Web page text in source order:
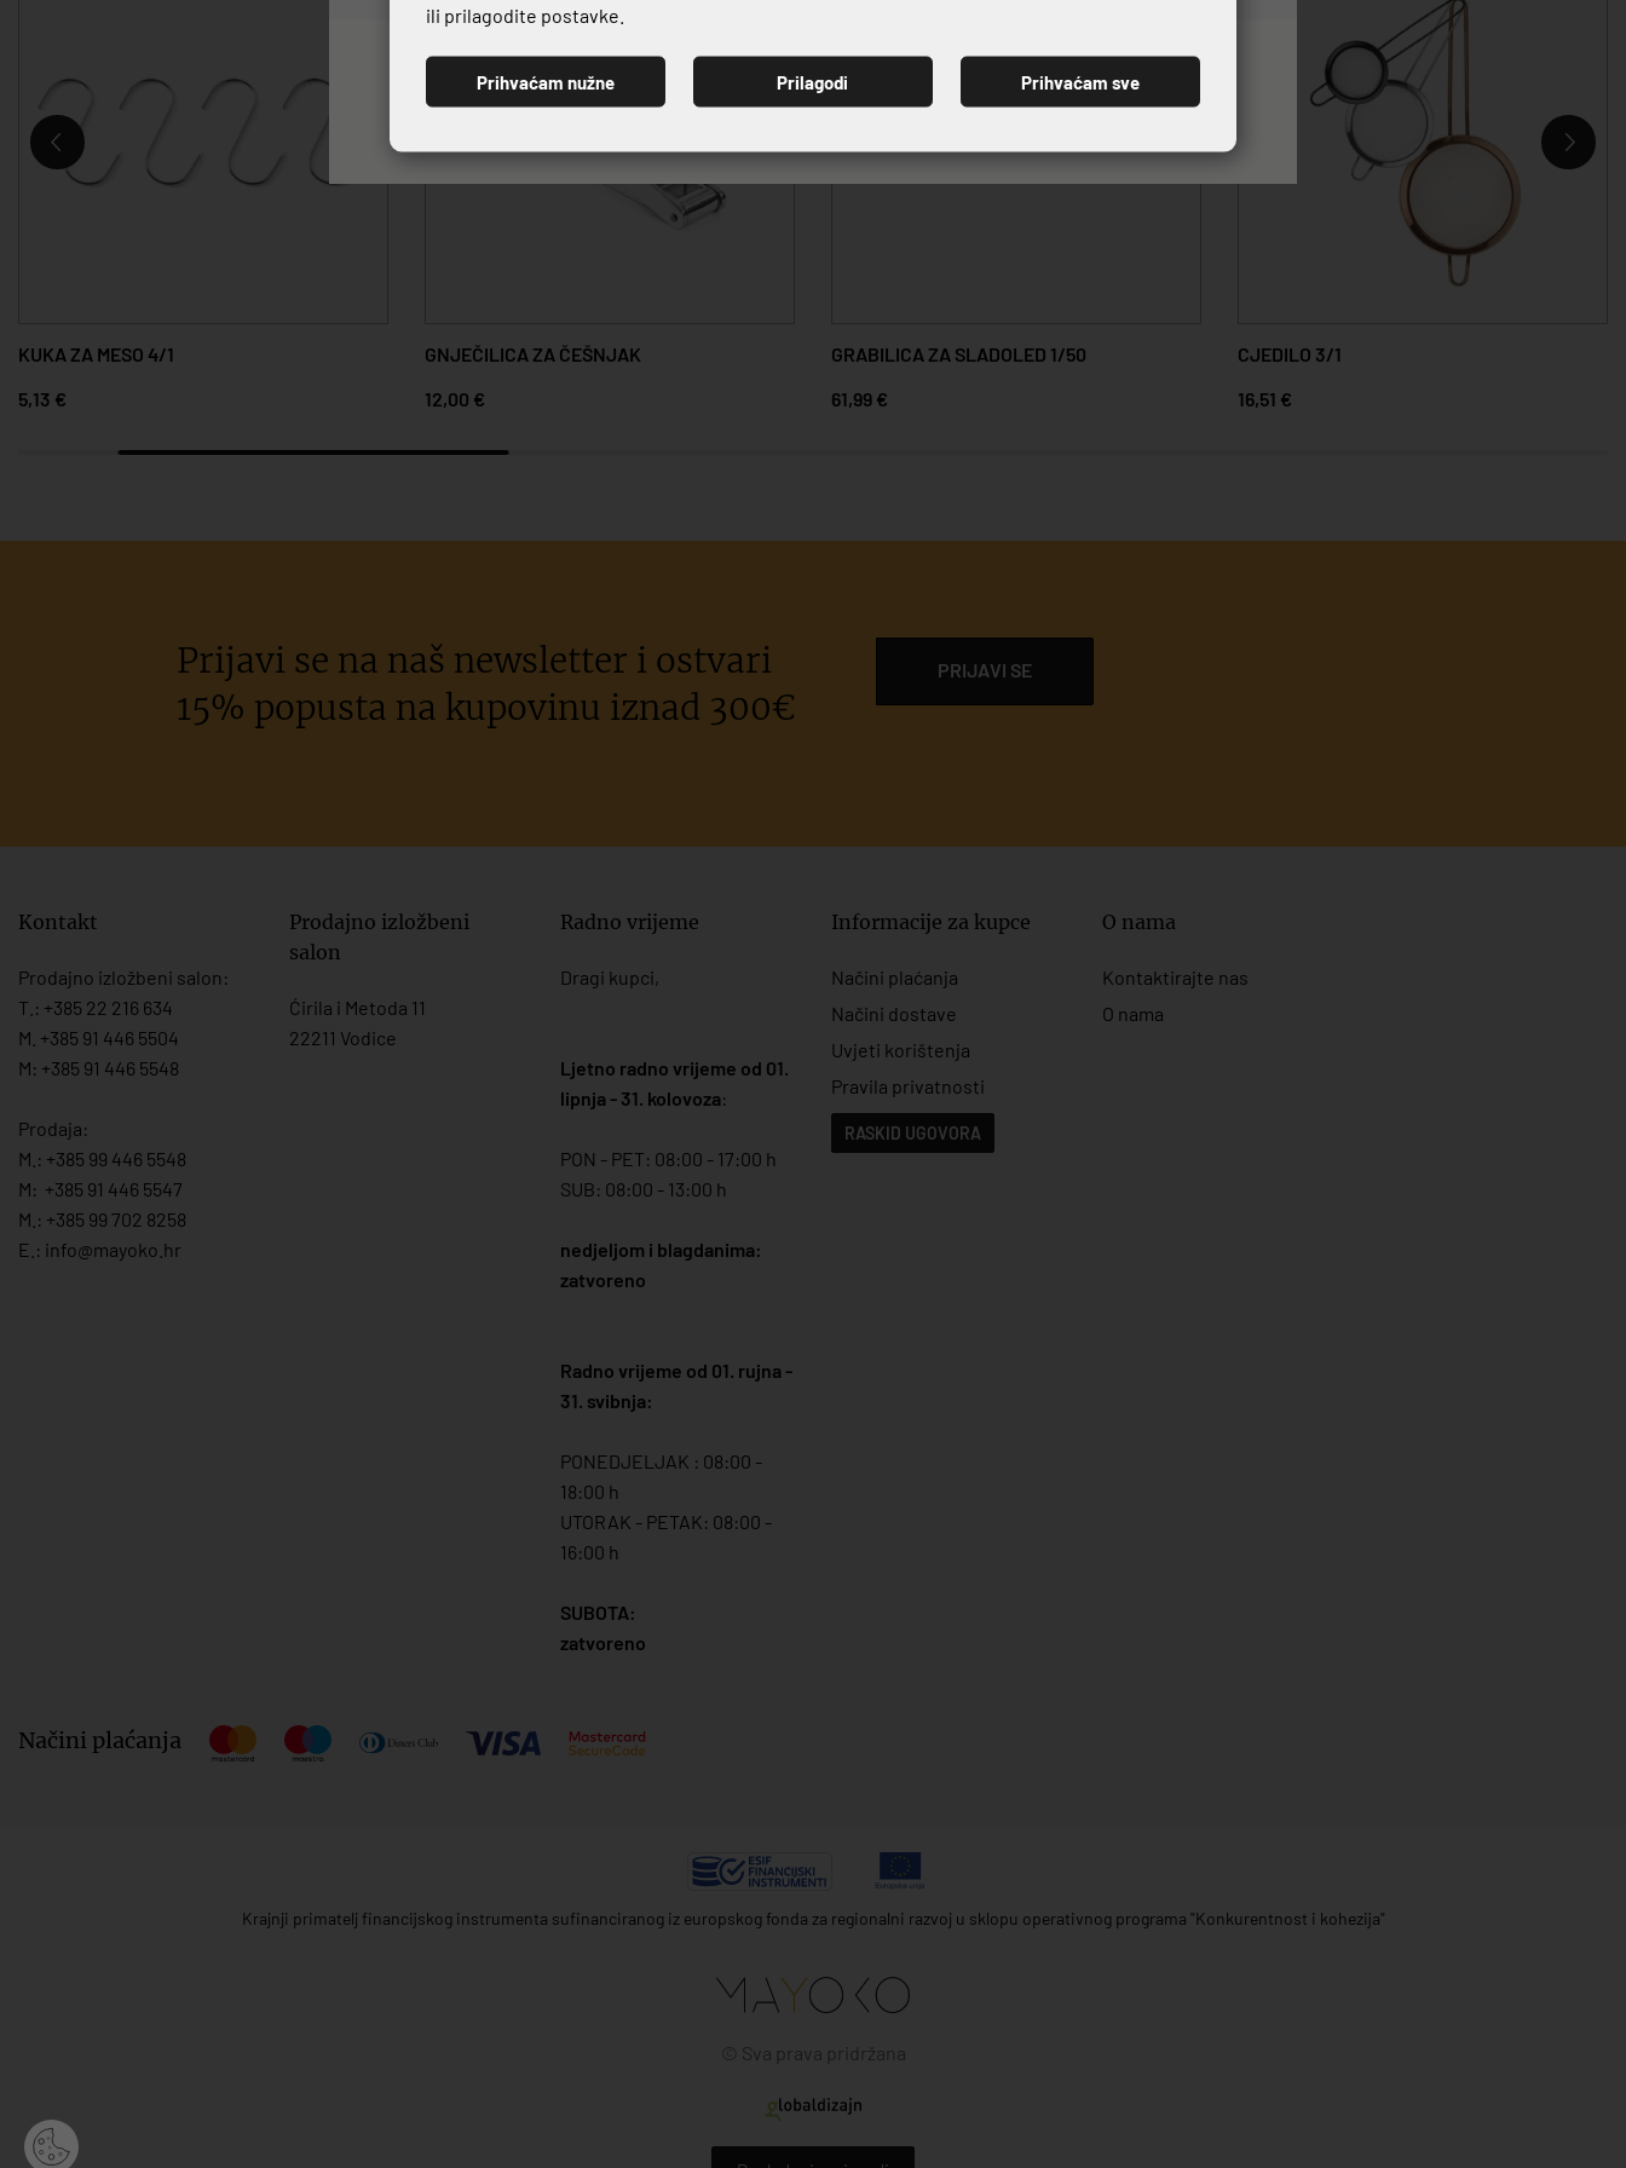
KUKA ZA MESO 4/1
5,13 €
GNJEČILICA ZA ČEŠNJAK
12,00 €
GRABILICA ZA SLADOLED 1/50
61,99 €
CJEDILO 3/1
16,51 €
Prijavi se na naš newsletter i ostvari
15% popusta na kupovinu iznad 300€
PRIJAVI SE
Kontakt
Prodajno izložbeni salon:
T.: +385 22 216 634
M. +385 91 446 5504
M: +385 91 446 5548
Prodaja:
M.: +385 99 446 5548
M: +385 91 446 5547
M.: +385 99 702 8258
E.: info@mayoko. hr
Prodajno izložbeni
salon
Ćirila i Metoda 11
22211 Vodice
Radno vrijeme
Dragi kupci,
Ljetno radno vrijeme od 01.
lipnja - 31. kolovoza:
PON - PET: 08:00 - 17:00 h
SUB: 08:00 - 13:00 h
nedjeljom i blagdanima:
zatvoreno
Radno vrijeme od 01. rujna -
31. svibnja:
PONEDJELJAK : 08:00 -
18:00 h
UTORAK - PETAK: 08:00 -
16:00 h
SUBOTA:
zatvoreno
Informacije za kupce
Načini plaćanja
Načini dostave
Uvjeti korištenja
Pravila privatnosti
RASKID UGOVORA
O nama
Kontaktirajte nas
O nama
Načini plaćanja
Krajnji primatelj financijskog instrumenta sufinanciranog iz europskog fonda za regionalni razvoj u sklopu operativnog programa "Konkurentnost i kohezija"
© Sva prava pridržana
PRIJAVI SE
ili prilagodite postavke.
Prihvaćam nužne Prilagodi Prihvaćam sve